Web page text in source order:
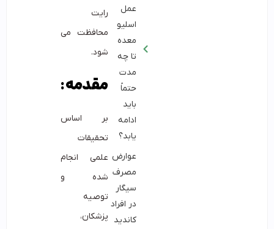
اسلیو
معده
تا چه
مدت
ادامه
یابد؟
عوارض
مصرف
سیگار
در افراد
کاندید
رایت
محافظت می
شود.
مقدمه:
بر اساس
تحقیقات
علمی انجام
شده و
توصیه
پزشکان،